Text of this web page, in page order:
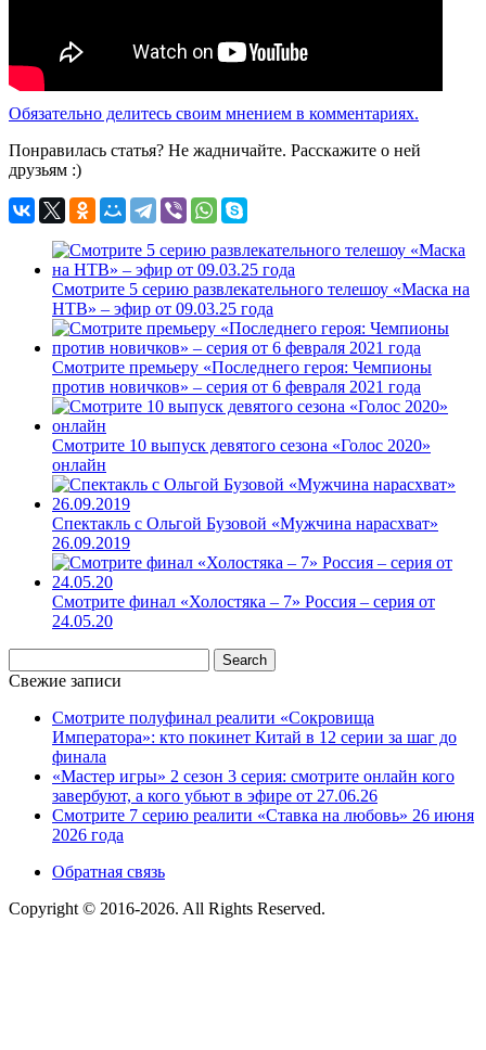
Обязательно делитесь своим мнением в комментариях.
Понравилась статья? Не жадничайте. Расскажите о ней
друзьям :)
Смотрите 5 серию развлекательного телешоу «Маска на
НТВ» – эфир от 09.03.25 года
Смотрите премьеру «Последнего героя: Чемпионы
против новичков» – серия от 6 февраля 2021 года
Смотрите 10 выпуск девятого сезона «Голос 2020»
онлайн
Спектакль с Ольгой Бузовой «Мужчина нарасхват»
26.09.2019
Смотрите финал «Холостяка – 7» Россия – серия от
24.05.20
Свежие записи
Смотрите полуфинал реалити «Сокровища
Императора»: кто покинет Китай в 12 серии за шаг до
финала
«Мастер игры» 2 сезон 3 серия: смотрите онлайн кого
завербуют, а кого убьют в эфире от 27.06.26
Смотрите 7 серию реалити «Ставка на любовь» 26 июня
2026 года
Обратная связь
Copyright © 2016-2026. All Rights Reserved.